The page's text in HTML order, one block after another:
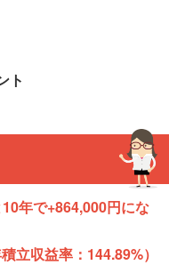
ト
年で+864,000円にな
積立収益率：144.89%）